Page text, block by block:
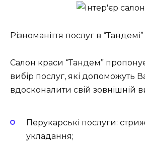
Різноманіття послуг в “Тандемі”
Салон краси “Тандем”
вибір послуг, які допоможуть
вдосконалити свій зовнішній
Перукарські послуги:
укладання;